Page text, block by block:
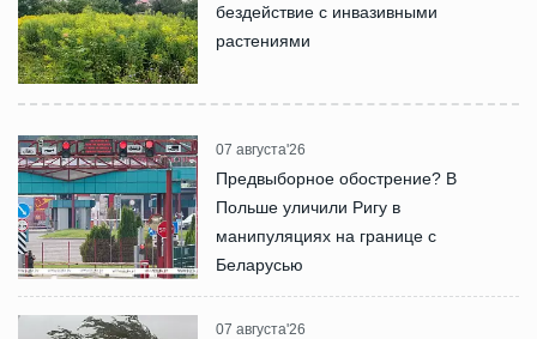
бездействие с инвазивными
растениями
07 августа'26
Предвыборное обострение? В
Польше уличили Ригу в
манипуляциях на границе с
Беларусью
07 августа'26